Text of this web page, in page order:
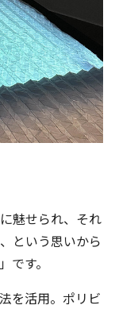
魅せられ、それ
という思いから
す。
を活用。ポリビ